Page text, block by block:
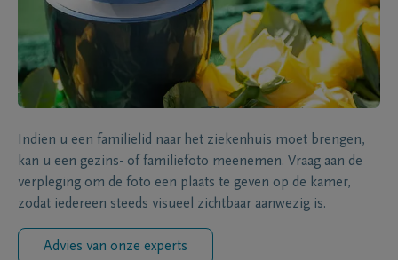
Indien u een familielid naar het ziekenhuis moet brengen,
kan u een gezins- of familiefoto meenemen. Vraag aan de
verpleging om de foto een plaats te geven op de kamer,
zodat iedereen steeds visueel zichtbaar aanwezig is.
Advies van onze experts